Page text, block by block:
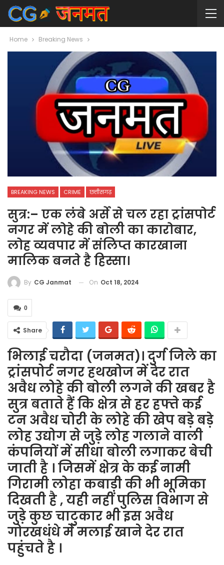
Home Breaking News
BREAKING NEWS CRIME छत्तीसगढ़
सुत्र:– एक लंबे अर्से से चल रहा ट्रांसपोर्ट
नगर में लोहे की बोली का कारोबार,
लोह व्यवपार में संलिप्त कारखाना
मालिक बनते है हिस्सा।
By CG Janmat On Oct 18, 2024
0
Share
भिलाई चरौदा (जनमत)। दुर्ग जिले का
ट्रांसपोर्ट नगर हथखोज में देर रात
अवैध लोहे की बोली लगने की खबर है
सुत्र बताते हैं कि क्षेत्र से हर हफ्ते कई
टन अवैध चोरी के लोहे की खेप बड़े बड़े
लोह उद्योग से जुड़े लोह गलाने वाली
कंपनियों में सीधा बोली लगाकर बेची
जाती है । जिसमें क्षेत्र के कई नामी
गिरामी लोहा कबाड़ी की भी भूमिका
दिखती है , यही नहीं पुलिस विभाग से
जुड़े कुछ चाटुकार भी इस अवैध
गोरखधंधे में मलाई खाने देर रात
पहुंचते है ।